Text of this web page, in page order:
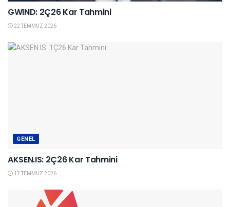
GWIND: 2Ç26 Kar Tahmini
22 TEMMUZ 2026
GENEL
AKSEN.IS: 2Ç26 Kar Tahmini
17 TEMMUZ 2026